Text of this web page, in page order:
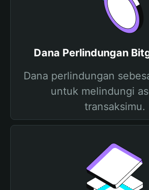
Dana Perlindungan
Dana perlindungan
untuk melindungi
transaksimu.